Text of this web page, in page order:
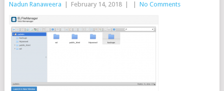
Nadun Ranaweera February 14, 2018 No Comments